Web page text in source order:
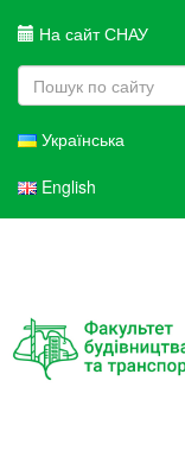
На сайт СНАУ
Українська
English